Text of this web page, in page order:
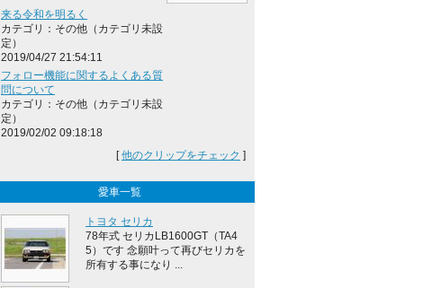
来る令和を明るく
カテゴリ：その他（カテゴリ未設
定）
2019/04/27 21:54:11
フォロー機能に関するよくある質
問について
カテゴリ：その他（カテゴリ未設
定）
2019/02/02 09:18:18
[他のクリップをチェック ]
愛車一覧
トヨタ セリカ
78年式 セリカLB1600GT（TA4
5）です 念願叶って再びセリカを
所有する事になり ...